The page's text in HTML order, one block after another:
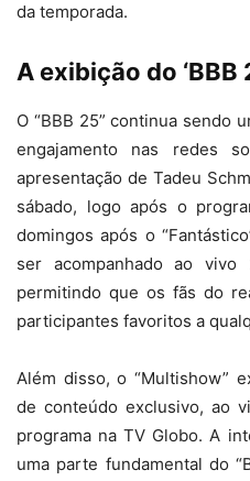
da temporada.
A exibição do ‘BBB
O “BBB 25” continua sendo
engajamento nas redes
apresentação de Tadeu
sábado, logo após o
domingos após o
ser acompanhado ao
permitindo que os fãs do
participantes favoritos a
Além disso, o “Multishow”
de conteúdo exclusivo, ao
programa na TV Globo. A
uma parte fundamental do